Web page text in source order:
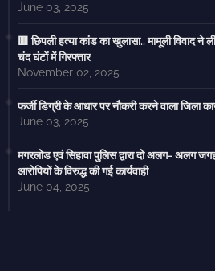
June 03, 2025
🟥 छिपली हत्या कांड का खुलासा.. मामूली विवाद ने
चंद घंटों में गिरफ्तार
November 02, 2025
फर्जी डिग्री के आधार पर नौकरी करने वाला जिला
June 03, 2025
मगरलोड एवं सिहावा पुलिस द्वारा दो अलग- अलग
आरोपियों के विरुद्ध की गई कार्यवाही
June 04, 2025